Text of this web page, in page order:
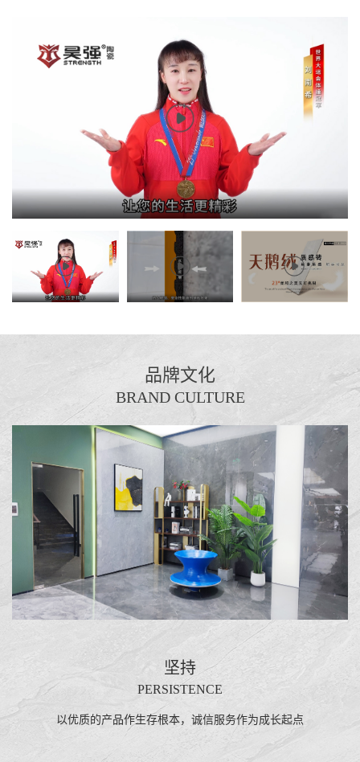
品牌文化
BRAND CULTURE
坚持
PERSISTENCE
以优质的产品作生存根本，诚信服务作为成长起点